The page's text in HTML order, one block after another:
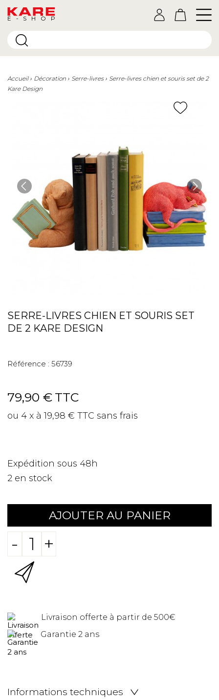
E-SHOP
Accueil Décoration Serre-livres
Serre-livres chien et souris set de 2
Kare Design
SERRE-LIVRES CHIEN ET SOURIS SET
DE 2 KARE DESIGN
Référence : 56739
79,90 € TTC
ou 4 x à 19,98 € TTC sans frais
Expédition sous 48h
2 en stock
AJOUTER AU PANIER
- +
Livraison offerte à partir de 500€
Garantie 2 ans
Informations techniques